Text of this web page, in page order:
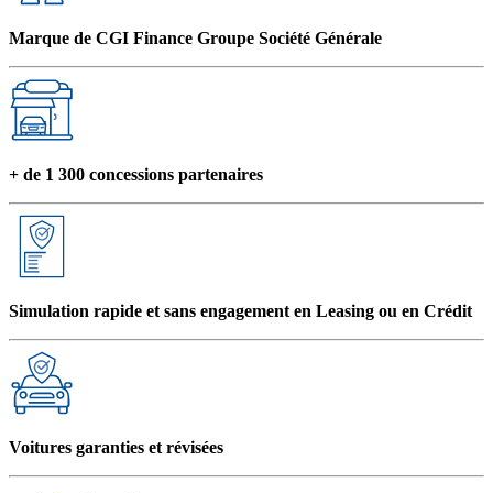
Marque de CGI Finance Groupe Société Générale
+ de 1 300 concessions partenaires
Simulation rapide et sans engagement en Leasing ou en Crédit
Voitures garanties et révisées